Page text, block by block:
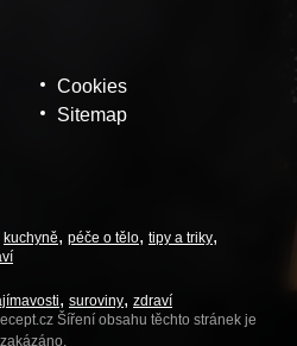
Cookies
Sitemap
kuchyně péče o tělo tipy a triky
suroviny zdraví
Šíření obsahu těchto stránek je